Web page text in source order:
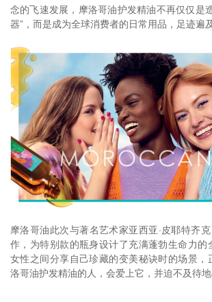
念的飞速发展，摩洛哥油护发精油不再仅仅是
器”，而是成为全球消费者的日常用品，足迹遍
摩洛哥油此次与著名艺术家亚西亚·皮耶特齐
作，为特别款的瓶身设计了充满蓬勃生命力的
女性之间分享自己珍藏的变美秘诀时的场景，
洛哥油护发精油的人，会爱上它，并迫不及待地